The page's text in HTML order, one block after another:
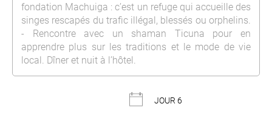
fondation Machuiga : c’est un refuge qui accueille des
singes rescapés du trafic illégal, blessés ou orphelins.
- Rencontre avec un shaman Ticuna pour en
apprendre plus sur les traditions et le mode de vie
local. Dîner et nuit à l’hôtel.
JOUR 6